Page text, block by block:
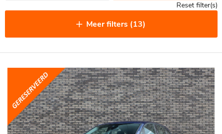
Reset filter(s)
Meer filters (13)